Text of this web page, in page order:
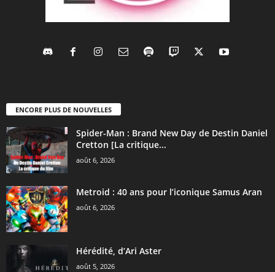
ENCORE PLUS DE NOUVELLES
Spider-Man : Brand New Day de Destin Daniel
Cretton [La critique...
août 6, 2026
Metroid : 40 ans pour l’iconique Samus Aran
août 6, 2026
Hérédité, d’Ari Aster
août 5, 2026